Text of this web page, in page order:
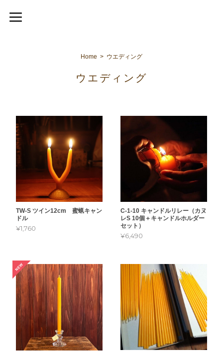
Home ウエディング
ウエディング
TW-S ツイン12cm 蜜蝋キャン
ドル
¥1,760
C-1-10 キャンドルリレー（カヌ
レS 10個＋キャンドルホルダー
セット）
¥6,490